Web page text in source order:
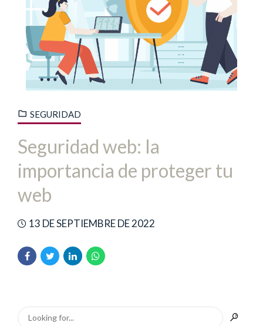
SEGURIDAD
Seguridad web: la
importancia de proteger tu
web
13 DE SEPTIEMBRE DE 2022